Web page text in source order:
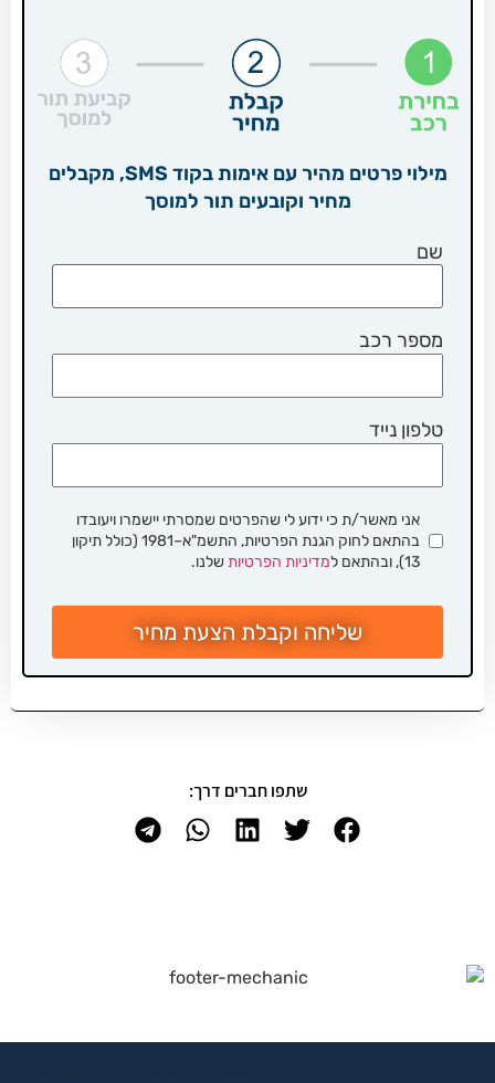
מילוי פרטים מהיר עם אימות בקוד SMS, מקבלים
מחיר וקובעים תור למוסך
שם
מספר רכב
טלפון נייד
אני מאשר/ת כי ידוע לי שהפרטים שמסרתי יישמרו ויעובדו
בהתאם לחוק הגנת הפרטיות, התשמ"א–1981 (כולל תיקון
13), ובהתאם ל
מדיניות הפרטיות שלנו.
שליחה וקבלת הצעת מחיר
שתפו חברים דרך: